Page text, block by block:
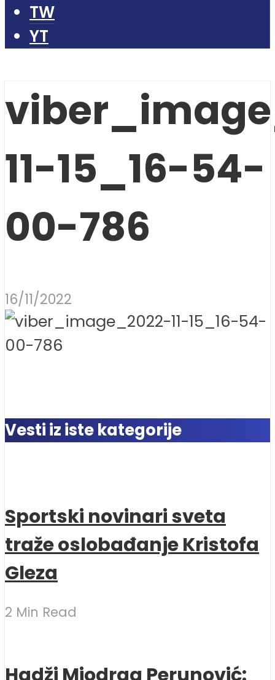
TW
YT
11-15_16-54-
00-786
16/11/2022
Vesti iz iste kategorije
Sportski novinari sveta
traže oslobađanje Kristofa
Gleza
2 Min Read